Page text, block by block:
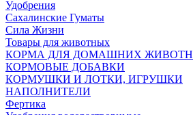
Удобрения
Сахалинские Гуматы
Сила Жизни
Товары для животных
КОРМА ДЛЯ ДОМАШНИХ
КОРМОВЫЕ ДОБАВКИ
КОРМУШКИ И ЛОТКИ, ИГРУШКИ
НАПОЛНИТЕЛИ
Фертика